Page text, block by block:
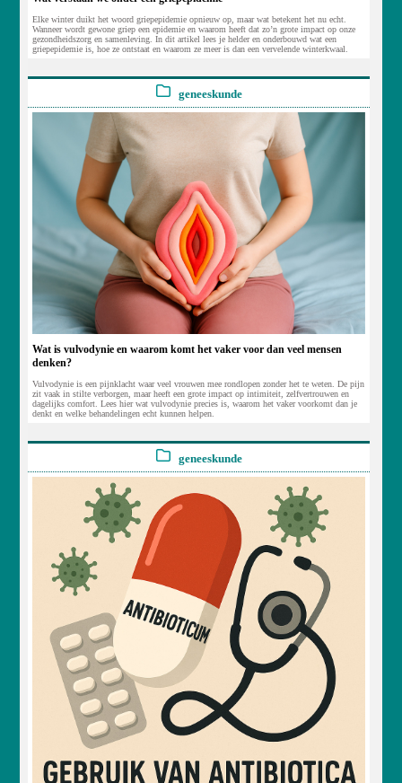
Elke winter duikt het woord griepepidemie opnieuw op, maar wat betekent het nu echt.
Wanneer wordt gewone griep een epidemie en waarom heeft dat zo’n grote impact op onze
gezondheidszorg en samenleving. In dit artikel lees je helder en onderbouwd wat een
griepepidemie is, hoe ze ontstaat en waarom ze meer is dan een vervelende winterkwaal.
geneeskunde
Wat is vulvodynie en waarom komt het vaker voor dan veel mensen
denken?
Vulvodynie is een pijnklacht waar veel vrouwen mee rondlopen zonder het te weten. De pijn
zit vaak in stilte verborgen, maar heeft een grote impact op intimiteit, zelfvertrouwen en
dagelijks comfort. Lees hier wat vulvodynie precies is, waarom het vaker voorkomt dan je
denkt en welke behandelingen echt kunnen helpen.
geneeskunde